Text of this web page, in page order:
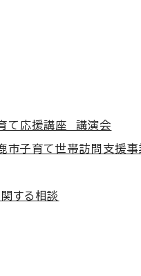
て応援講座 講演会
子育て世帯訪問支援事
する相談